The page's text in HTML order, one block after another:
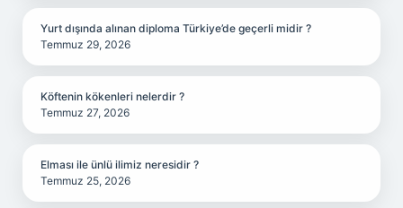
Yurt dışında alınan diploma Türkiye’de geçerli midir ?
Temmuz 29, 2026
Köftenin kökenleri nelerdir ?
Temmuz 27, 2026
Elması ile ünlü ilimiz neresidir ?
Temmuz 25, 2026